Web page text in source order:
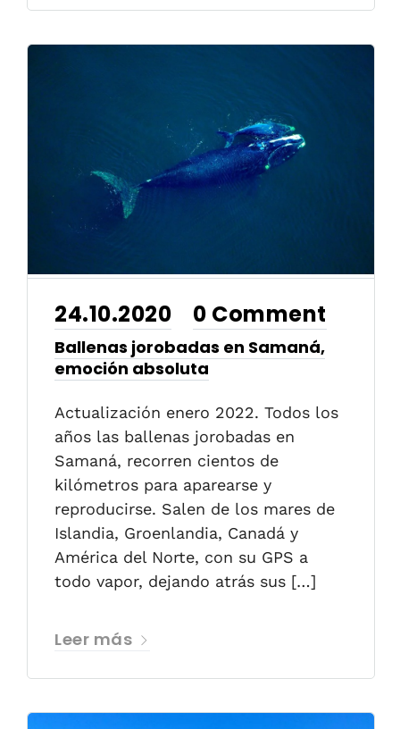
24.10.2020 0 Comment
Ballenas jorobadas en Samaná,
emoción absoluta
Actualización enero 2022. Todos los
años las ballenas jorobadas en
Samaná, recorren cientos de
kilómetros para aparearse y
reproducirse. Salen de los mares de
Islandia, Groenlandia, Canadá y
América del Norte, con su GPS a
todo vapor, dejando atrás sus […]
Leer más